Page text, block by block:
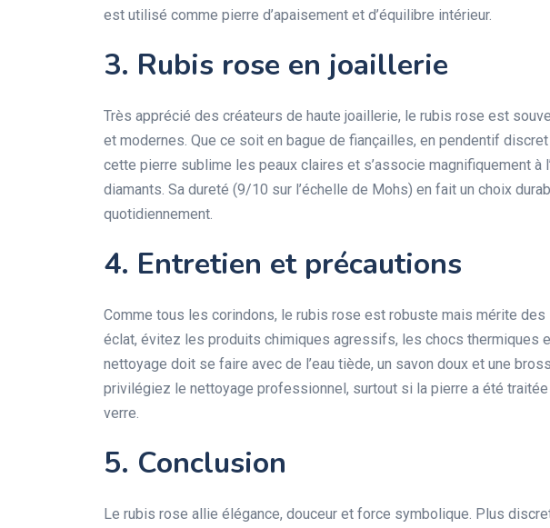
est utilisé comme pierre d’apaisement et d’équilibre intérieur.
3. Rubis rose en joaillerie
Très apprécié des créateurs de haute joaillerie, le rubis rose est
et modernes. Que ce soit en bague de fiançailles, en pendentif
cette pierre sublime les peaux claires et s’associe magnifiquement à
diamants. Sa dureté (9/10 sur l’échelle de Mohs) en fait un choix
quotidiennement.
4. Entretien et précautions
Comme tous les corindons, le rubis rose est robuste mais mérite
éclat, évitez les produits chimiques agressifs, les chocs thermiques
nettoyage doit se faire avec de l’eau tiède, un savon doux et une
privilégiez le nettoyage professionnel, surtout si la pierre a été
verre.
5. Conclusion
Le rubis rose allie élégance, douceur et force symbolique. Plus